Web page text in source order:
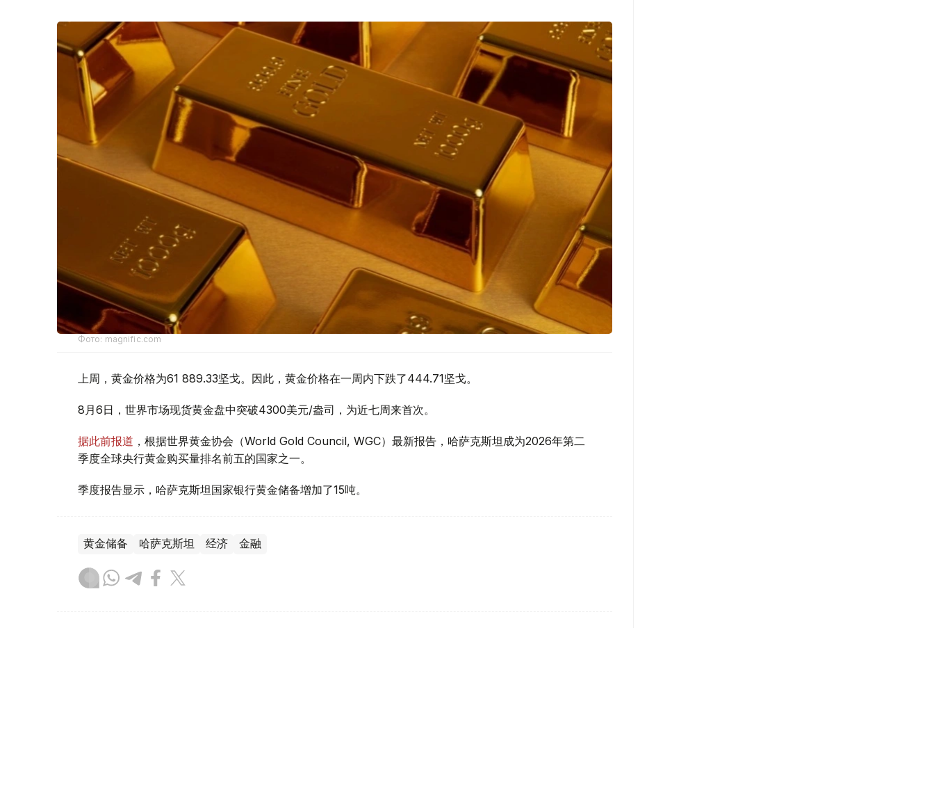
Фото: magnific.com
上周，黄金价格为61 889.33坚戈。因此，黄金价格在一周内下跌了444.71坚戈。
8月6日，世界市场现货黄金盘中突破4300美元/盎司，为近七周来首次。
据此前报道 ，根据世界黄金协会（World Gold Council, WGC）最新报告，哈萨克斯坦成为2026年第二
季度全球央行黄金购买量排名前五的国家之一。
季度报告显示，哈萨克斯坦国家银行黄金储备增加了15吨。
黄金储备 哈萨克斯坦 经济 金融